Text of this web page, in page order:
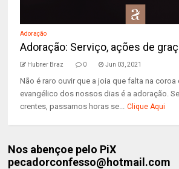
Adoração
Adoração: Serviço, ações de
Hubner Braz 0 Jun 03, 2021
Não é raro ouvir que a joia que falta na
evangélico dos nossos dias é a adoração.
crentes, passamos horas se... Clique Aqui
Nos abençoe pelo PiX
pecadorconfesso@hotmail.com